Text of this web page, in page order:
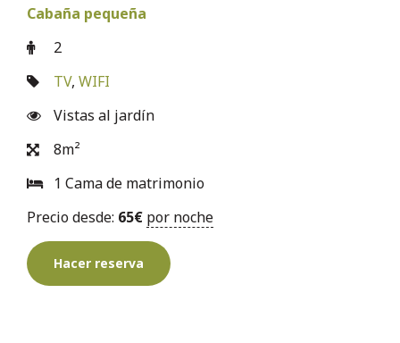
Cabaña pequeña
2
TV, WIFI
Vistas al jardín
8m²
1 Cama de matrimonio
Precio desde: 65€ por noche
Hacer reserva